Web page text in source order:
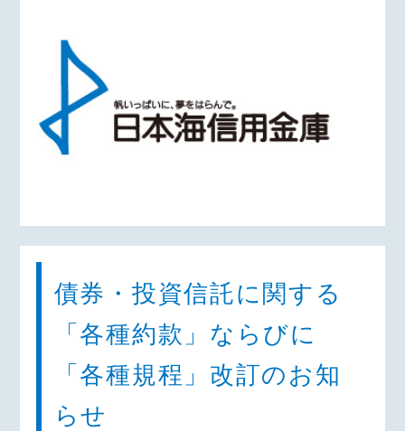
債券・投資信託に関する
「各種約款」ならびに
「各種規程」改訂のお知
らせ